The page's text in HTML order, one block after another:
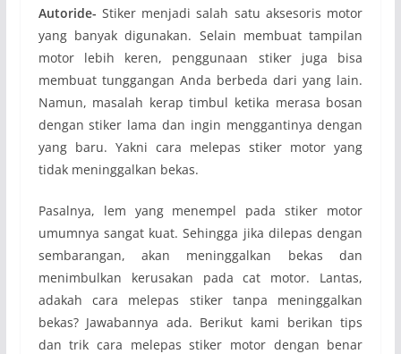
Autoride- Stiker menjadi salah satu aksesoris motor
yang banyak digunakan. Selain membuat tampilan
motor lebih keren, penggunaan stiker juga bisa
membuat tunggangan Anda berbeda dari yang lain.
Namun, masalah kerap timbul ketika merasa bosan
dengan stiker lama dan ingin menggantinya dengan
yang baru. Yakni cara melepas stiker motor yang
tidak meninggalkan bekas.
Pasalnya, lem yang menempel pada stiker motor
umumnya sangat kuat. Sehingga jika dilepas dengan
sembarangan, akan meninggalkan bekas dan
menimbulkan kerusakan pada cat motor. Lantas,
adakah cara melepas stiker tanpa meninggalkan
bekas? Jawabannya ada. Berikut kami berikan tips
dan trik cara melepas stiker motor dengan benar